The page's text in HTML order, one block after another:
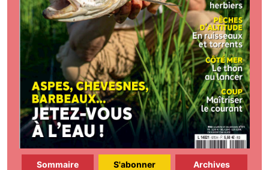
Sommaire S'abonner Archives